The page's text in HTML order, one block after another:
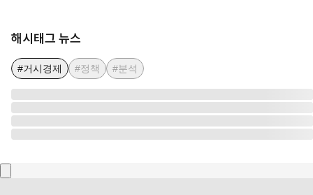
해시태그 뉴스
#거시경제 #정책 #분석